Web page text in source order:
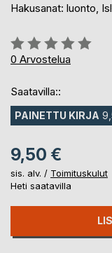
Hakusanat: luonto,
Arvostelu::
0%
0 Arvostelua
Saatavilla::
PAINETTU KIRJA
9,50 €
sis. alv. / Toimituskulut
Heti saatavilla